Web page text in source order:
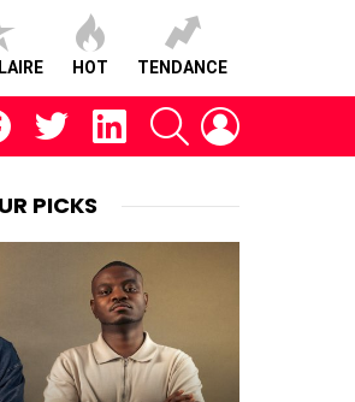
HOT TENDANCE
facebooktwitter linkedin RECHERCHE
PICKS